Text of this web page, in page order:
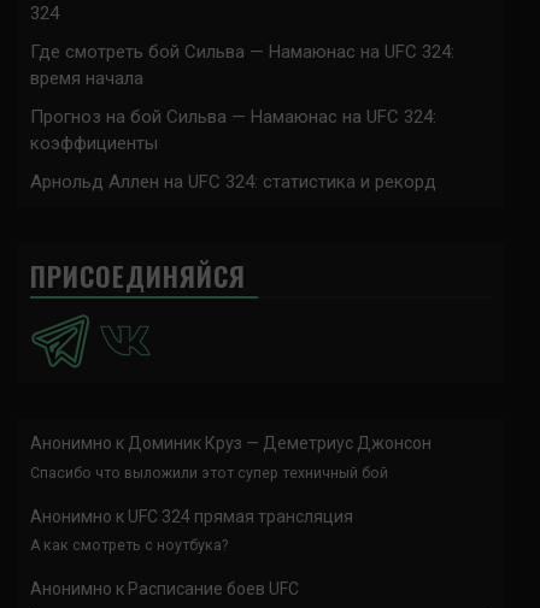
324
Где смотреть бой Сильва — Намаюнас на UFC 324:
время начала
Прогноз на бой Сильва — Намаюнас на UFC 324:
коэффициенты
Арнольд Аллен на UFC 324: статистика и рекорд
ПРИСОЕДИНЯЙСЯ
Анонимно к Доминик Круз — Деметриус Джонсон
Спасибо что выложили этот супер техничный бой
Анонимно к UFC 324 прямая трансляция
А как смотреть с ноутбука?
Анонимно к Расписание боев UFC